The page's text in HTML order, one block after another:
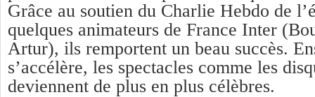
Grâce au soutien du Charlie Hebdo de
quelques animateurs de France Inter
Artur), ils remportent un beau succès.
s’accélère, les spectacles comme les
deviennent de plus en plus célèbres.